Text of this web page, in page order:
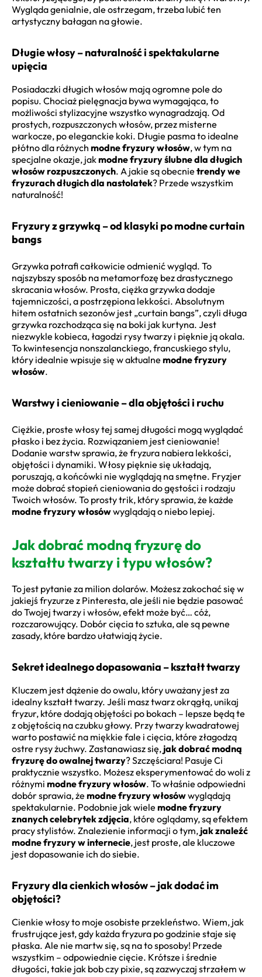
Wygląda genialnie, ale ostrzegam, trzeba lubić ten
artystyczny bałagan na głowie.
Długie włosy – naturalność i spektakularne
upięcia
Posiadaczki długich włosów mają ogromne pole do
popisu. Chociaż pielęgnacja bywa wymagająca, to
możliwości stylizacyjne wszystko wynagradzają. Od
prostych, rozpuszczonych włosów, przez misterne
warkocze, po eleganckie koki. Długie pasma to idealne
płótno dla różnych modne fryzury włosów, w tym na
specjalne okazje, jakmodne fryzury ślubne dla długich
włosów rozpuszczonych. A jakie są obecnie trendy we
fryzurach długich dla nastolatek? Przede wszystkim
naturalność!
Fryzury z grzywką – od klasyki po modne curtain
bangs
Grzywka potrafi całkowicie odmienić wygląd. To
najszybszy sposób na metamorfozę bez drastycznego
skracania włosów. Prosta, ciężka grzywka dodaje
tajemniczości, a postrzępiona lekkości. Absolutnym
hitem ostatnich sezonów jest „curtain bangs”, czyli długa
grzywka rozchodząca się na boki jak kurtyna. Jest
niezwykle kobieca, łagodzi rysy twarzy i pięknie ją okala.
To kwintesencja nonszalanckiego, francuskiego stylu,
który idealnie wpisuje się w aktualne modne fryzury
włosów.
Warstwy i cieniowanie – dla objętości i ruchu
Ciężkie, proste włosy tej samej długości mogą wyglądać
płasko i bez życia. Rozwiązaniem jest cieniowanie!
Dodanie warstw sprawia, że fryzura nabiera lekkości,
objętości i dynamiki. Włosy pięknie się układają,
poruszają, a końcówki nie wyglądają na smętne. Fryzjer
może dobrać stopień cieniowania do gęstości i rodzaju
Twoich włosów. To prosty trik, który sprawia, że każde
modne fryzury włosówwyglądają o niebo lepiej.
Jak dobrać modną fryzurę do
kształtu twarzy i typu włosów?
To jest pytanie za milion dolarów. Możesz zakochać się w
jakiejś fryzurze z Pinteresta, ale jeśli nie będzie pasować
do Twojej twarzy i włosów, efekt może być… cóż,
rozczarowujący. Dobór cięcia to sztuka, ale są pewne
zasady, które bardzo ułatwiają życie.
Sekret idealnego dopasowania – kształt twarzy
Kluczem jest dążenie do owalu, który uważany jest za
idealny kształt twarzy. Jeśli masz twarz okrągłą, unikaj
fryzur, które dodają objętości po bokach – lepsze będą te
z objętością na czubku głowy. Przy twarzy kwadratowej
warto postawić na miękkie fale i cięcia, które złagodzą
ostre rysy żuchwy. Zastanawiasz się, jak dobrać modną
fryzurę do owalnej twarzy? Szczęściara! Pasuje Ci
praktycznie wszystko. Możesz eksperymentować do woli z
różnymi modne fryzury włosów. To właśnie odpowiedni
dobór sprawia, że modne fryzury włosówwyglądają
spektakularnie. Podobnie jak wiele modne fryzury
znanych celebrytek zdjęcia, które oglądamy, są efektem
pracy stylistów. Znalezienie informacji o tym, jak znaleźć
modne fryzury w internecie, jest proste, ale kluczowe
jest dopasowanie ich do siebie.
Fryzury dla cienkich włosów – jak dodać im
objętości?
Cienkie włosy to moje osobiste przekleństwo. Wiem, jak
frustrujące jest, gdy każda fryzura po godzinie staje się
płaska. Ale nie martw się, są na to sposoby! Przede
wszystkim – odpowiednie cięcie. Krótsze i średnie
długości, takie jak bob czy pixie, są zazwyczaj strzałem w